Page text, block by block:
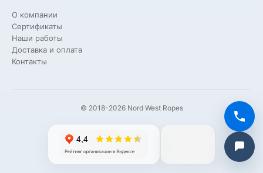
О компании
Сертификаты
Наши работы
Доставка и оплата
Контакты
© 2018-2026 Nord West Ropes